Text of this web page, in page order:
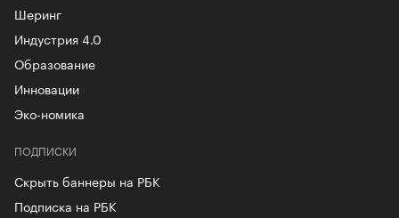
Шеринг
Индустрия 4.0
Образование
Инновации
Эко-номика
ПОДПИСКИ
Скрыть баннеры на РБК
Подписка на РБК